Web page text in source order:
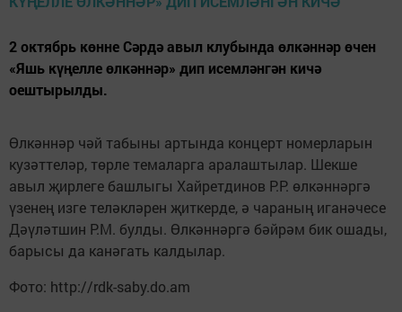
2 октябрь көнне Сәрдә авыл клубында өлкәннәр өчен
«Яшь күңелле өлкәннәр» дип исемләнгән кичә
оештырылды.
Өлкәннәр чәй табыны артында концерт номерларын
кузәттеләр, төрле темаларга аралаштылар. Шекше
авыл җирлеге башлыгы Хайретдинов Р.Р. өлкәннәргә
үзенең изге теләкләрен җиткерде, ә чараның иганәчесе
Дәүләтшин Р.М. булды. Өлкәннәргә бәйрәм бик ошады,
барысы да канәгать калдылар.
Фото: http://rdk-saby.do.am